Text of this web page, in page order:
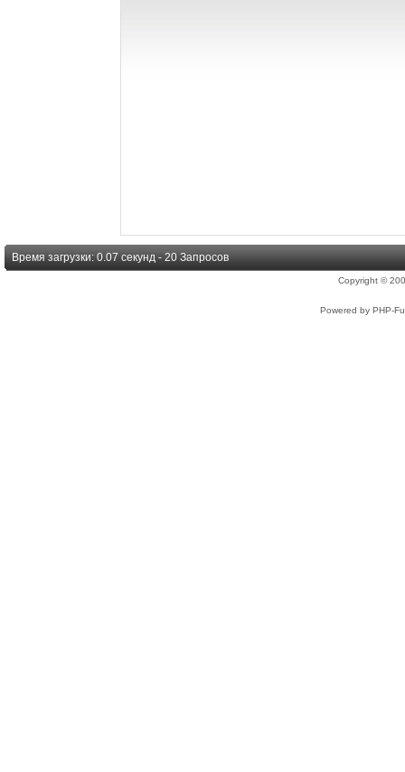
Время загрузки: 0.07 секунд - 20 Запросов
Copyright ©
Powered by PHP-